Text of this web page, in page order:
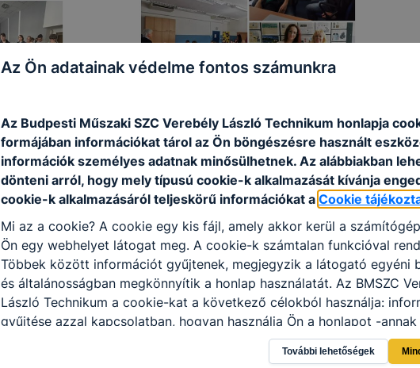
Az Ön adatainak védelme fontos számunkra
Az Budpesti Műszaki SZC Verebély László Technikum honlapja
formájában információkat tárol az Ön böngészésre használt
információk személyes adatnak minősülhetnek. Az alábbiakban
dönteni arról, hogy mely típusú cookie-k alkalmazását kívánja
cookie-k alkalmazásáról teljeskörű információkat a Cookie
Mi az a cookie? A cookie egy kis fájl, amely akkor kerül a
Ön egy webhelyet látogat meg. A cookie-k számtalan funkcióval
Többek között információt gyűjtenek, megjegyzik a látogató egyéni
és általánosságban megkönnyítik a honlap használatát. Az BMSZC
László Technikum a cookie-kat a következő célokból használja:
gyűjtése azzal kapcsolatban, hogyan használja Ön a honlapot -annak
felmérésével, hogy a honlap melyik részeit látogatja, vagy használja
így megtudhatjuk, hogyan biztosítsunk Önnek még jobb felhasználói
További lehetőségek